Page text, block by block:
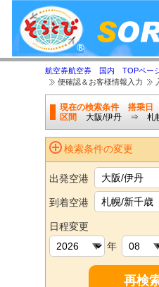
航空券航空券 国内 TOPペー
便確認＆お客様情報入力
現在の検索条件 搭乗日
区間
大阪/伊丹 ⇒ 札
検索条件の変更
出発空港
到着空港
日程変更
年